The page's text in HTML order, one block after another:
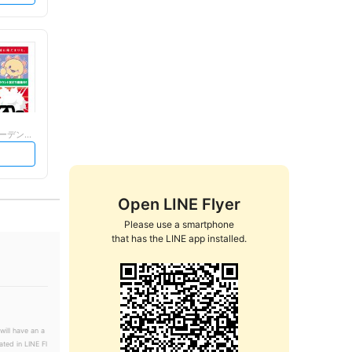
コジマ×ビックカメラ フルルガーデン八千...
Open LINE Flyer
Please use a smartphone
that has the LINE app installed.
have an a
in LINE Fl